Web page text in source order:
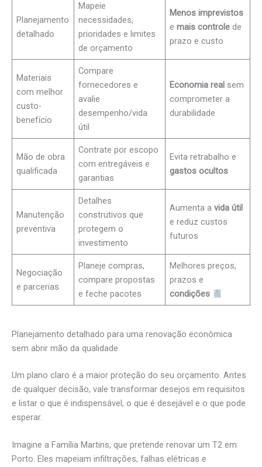
Planejamento
detalhado
Mapeie
necessidades,
prioridades e limites
de orçamento
Menos imprevistos
emais controle de
prazo e custo
Materiais
com melhor
custo-
benefício
Compare
fornecedores e
avalie
desempenho/vida
útil
Economia real sem
comprometer a
durabilidade
Mão de obra
qualificada
Contrate por escopo
com entregáveis e
garantias
Evita retrabalho e
gastos ocultos
Manutenção
preventiva
Detalhes
construtivos que
protegem o
investimento
Aumenta avida útil
e reduz custos
futuros
Negociação
e parcerias
Planeje compras,
compare propostas
e feche pacotes
Melhores preços,
prazos e
condições
Planejamento detalhado para uma renovação econômica
sem abrir mão da qualidade
Um plano claro é a maior proteção do seu orçamento. Antes
de qualquer decisão, vale transformar desejos em requisitos
e listar o que é indispensável, o que é desejável e o que pode
esperar.
Imagine a Família Martins, que pretende renovar um T2 em
Porto. Eles mapeiam infiltrações, falhas elétricas e